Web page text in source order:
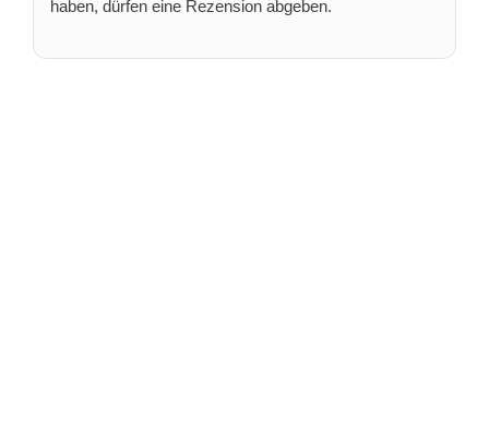
haben, dürfen eine Rezension abgeben.